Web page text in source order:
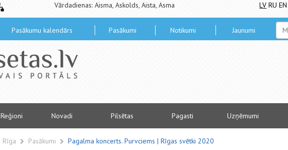
Vārdadienas: Aisma, Askolds, Aista, Asma LV RU EN
Pasākumu kalendārs Pasākumi Notikumi Jaunumi
Reģioni Novadi Pilsētas Pagasti Uzņēmumi
Rīga Pasākumi Pagalma koncerts. Purvciems | Rīgas svētki 2020